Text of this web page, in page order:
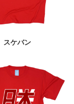
スケバン